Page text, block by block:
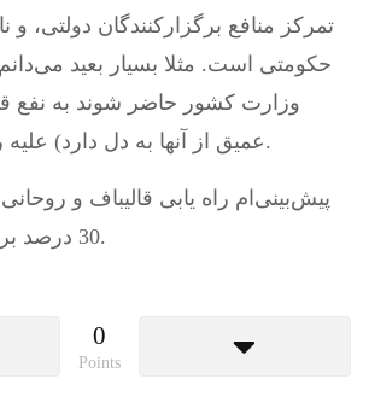
تمرکز منافع برگزارکنندگان دولتی،
حکومتی است. مثلا بسیار بعید
وزارت کشور حاضر شوند به نفع
عمیق از آنها به دل دارد) علیه روحانی تقلب کنند.
پیش‌بینی‌ام راه یابی قالیباف و
30 درصد برای هر کدام است.
0
Points